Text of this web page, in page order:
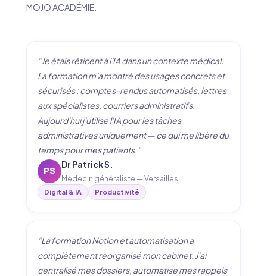
MOJO ACADÉMIE.
“Je étais réticent à l'IA dans un contexte médical.
La formation m'a montré des usages concrets et
sécurisés : comptes-rendus automatisés, lettres
aux spécialistes, courriers administratifs.
Aujourd'hui j'utilise l'IA pour les tâches
administratives uniquement — ce qui me libère du
temps pour mes patients.”
PS
Dr Patrick S.
Médecin généraliste — Versailles
Digital & IA Productivité
“La formation Notion et automatisation a
complètement reorganisé mon cabinet. J'ai
centralisé mes dossiers, automatise mes rappels